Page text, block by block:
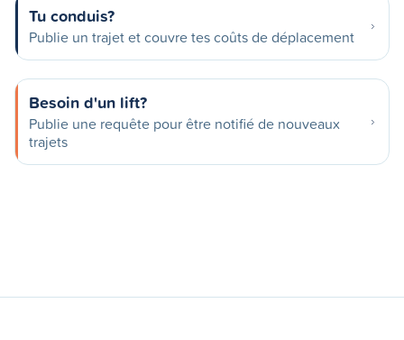
Tu conduis?
Publie un trajet et couvre tes coûts de déplacement
Besoin d'un lift?
Publie une requête pour être notifié de nouveaux
trajets